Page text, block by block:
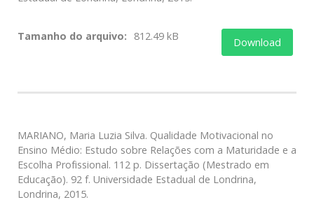
Tamanho do arquivo: 812.49 kB Download
MARIANO, Maria Luzia Silva. Qualidade Motivacional no
Ensino Médio: Estudo sobre Relações com a Maturidade e a
Escolha Profissional. 112 p. Dissertação (Mestrado em
Educação). 92 f. Universidade Estadual de Londrina,
Londrina, 2015.